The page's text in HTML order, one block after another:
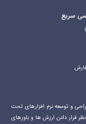
سریع
را در زمینه طراحی و توسعه نرم افزارهای تحت
قرار دادن ارزش ها و باورهای